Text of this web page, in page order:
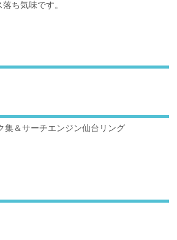
ち気味です。
集＆サーチエンジン仙台リング